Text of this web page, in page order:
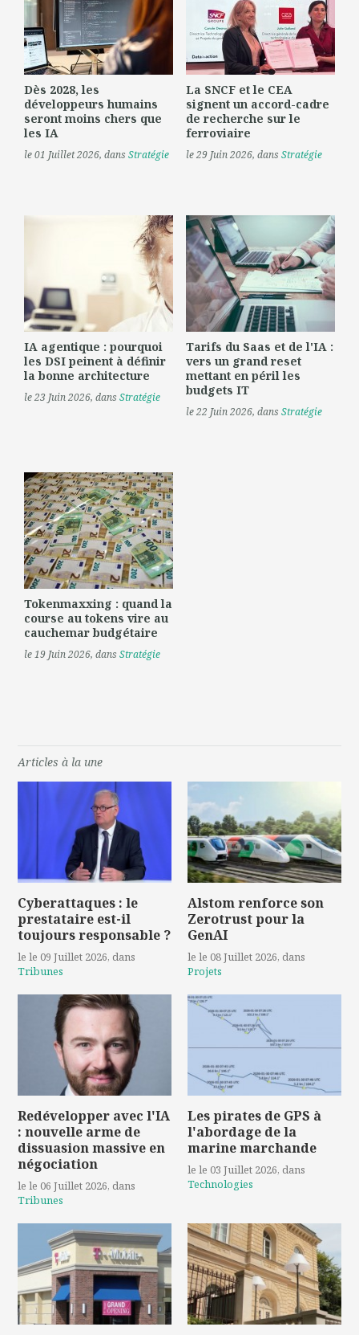
Dès 2028, les
développeurs humains
seront moins chers que
les IA
le 01 Juillet 2026, dansStratégie
La SNCF et le CEA
signent un accord-cadre
de recherche sur le
ferroviaire
le 29 Juin 2026, dansStratégie
IA agentique : pourquoi
les DSI peinent à définir
la bonne architecture
le 23 Juin 2026, dansStratégie
Tarifs du Saas et de l'IA :
vers un grand reset
mettant en péril les
budgets IT
le 22 Juin 2026, dansStratégie
Tokenmaxxing : quand la
course au tokens vire au
cauchemar budgétaire
le 19 Juin 2026, dansStratégie
Articles à la une
Cyberattaques : le
prestataire est-il
toujours responsable ?
le le 09 Juillet 2026, dans
Tribunes
Alstom renforce son
Zerotrust pour la
GenAI
le le 08 Juillet 2026, dans
Projets
Redévelopper avec l'IA
: nouvelle arme de
dissuasion massive en
négociation
le le 06 Juillet 2026, dans
Tribunes
Les pirates de GPS à
l'abordage de la
marine marchande
le le 03 Juillet 2026, dans
Technologies